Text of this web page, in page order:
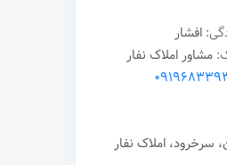
افشار
مشاور املاک نفار
سرخرود، املاک نفار